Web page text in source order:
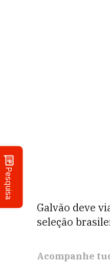
Pesquisa
Galvão deve
seleção
Acompanhe